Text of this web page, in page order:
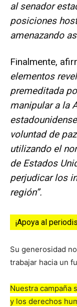
al senador
posiciones
amenazando
Finalmente,
elementos
premeditada
manipular a la
voluntad de
utilizando el
de Estados
perjudicar los
región”.
¡Apoya al
Su generosidad
trabajar hacia un
Nuestra campaña
y los derechos